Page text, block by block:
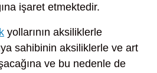
işaret etmektedir.
yollarının aksiliklerle
sahibinin aksiliklerle ve art
ve bu nedenle de